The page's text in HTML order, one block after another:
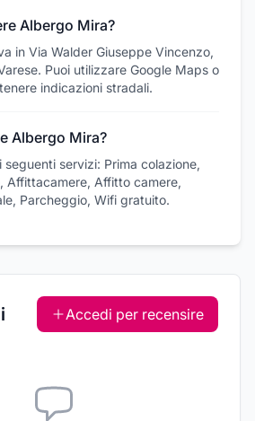
Albergo Mira?
in Via Walder Giuseppe Vincenzo,
Puoi utilizzare Google Maps o
indicazioni stradali.
Albergo Mira?
servizi: Prima colazione,
Affittacamere, Affitto camere,
Parcheggio, Wifi gratuito.
Accedi per recensire